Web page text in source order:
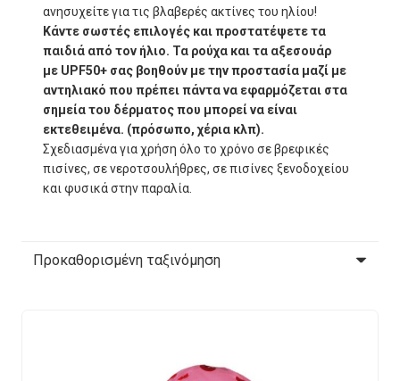
ανησυχείτε για τις βλαβερές ακτίνες του ηλίου!
Κάντε σωστές επιλογές και προστατέψετε τα
παιδιά από τον ήλιο. Τα ρούχα και τα αξεσουάρ
με UPF50+ σας βοηθούν με την προστασία μαζί με
αντηλιακό που πρέπει πάντα να εφαρμόζεται στα
σημεία του δέρματος που μπορεί να είναι
εκτεθειμένα. (πρόσωπο, χέρια κλπ).
Σχεδιασμένα για χρήση όλο το χρόνο σε βρεφικές
πισίνες, σε νεροτσουλήθρες, σε πισίνες ξενοδοχείου
και φυσικά στην παραλία.